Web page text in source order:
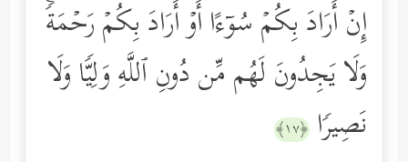
إِنۡ أَرَادَ بِكُمۡ سُوۤءًا أَوۡ أَرَادَ بِكُمۡ رَحۡمَةࣰۚ
وَلَا یَجِدُونَ لَهُم مِّن دُونِ ٱللَّهِ وَلِیࣰّا وَلَا
نَصِیرࣰا ﴿١٧﴾